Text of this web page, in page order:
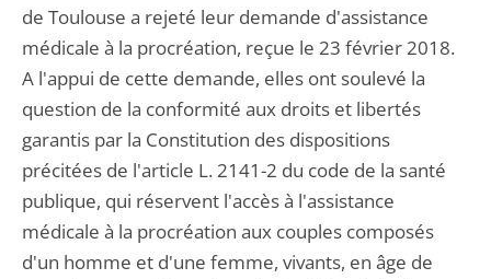
de Toulouse a rejeté leur demande d'assistance
médicale à la procréation, reçue le 23 février 2018.
A l'appui de cette demande, elles ont soulevé la
question de la conformité aux droits et libertés
garantis par la Constitution des dispositions
précitées de l'article L. 2141-2 du code de la santé
publique, qui réservent l'accès à l'assistance
médicale à la procréation aux couples composés
d'un homme et d'une femme, vivants, en âge de